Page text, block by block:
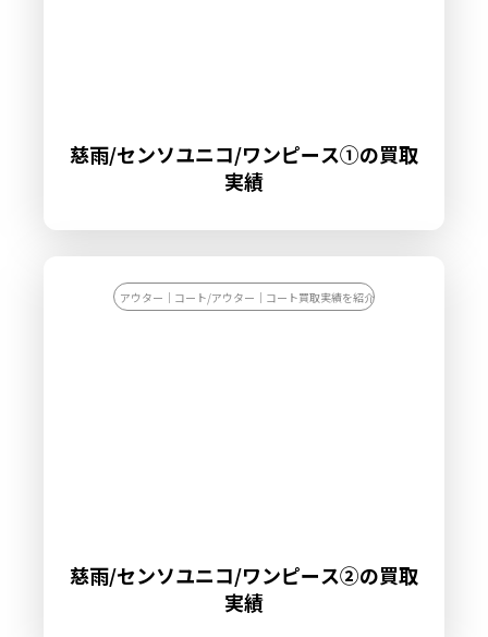
慈雨/センソユニコ/ワンピース①の買取
実績
アウター｜コート/アウター｜コート買取実績を紹介します
慈雨/センソユニコ/ワンピース②の買取
実績